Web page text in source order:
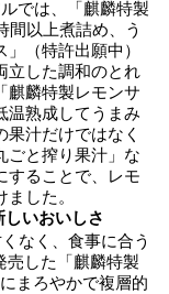
では、「麒麟特製
間以上煮詰め、う
（特許出願中）
立した調和のとれ
麒麟特製レモンサ
温熟成してうまみ
汁だけではなく
ごと搾り果汁」な
することで、レモ
した。
いおいしさ
なく、食事に合う
売した「麒麟特製
まろやかで複層的